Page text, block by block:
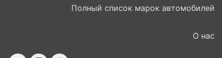
Полный список марок автомобилей
О нас